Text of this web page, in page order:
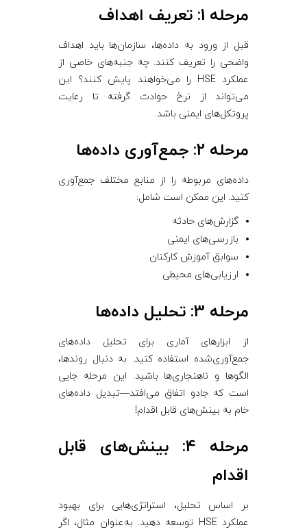
مرحله 1: تعریف اهداف
قبل از ورود به داده‌ها، سازمان‌ها باید اهداف
واضحی را تعریف کنند. چه جنبه‌های خاصی از
عملکرد HSE را می‌خواهند پایش کنند؟ این
می‌تواند از نرخ حوادث گرفته تا رعایت
پروتکل‌های ایمنی باشد.
مرحله 2: جمع‌آوری داده‌ها
داده‌های مربوطه را از منابع مختلف جمع‌آوری
کنید. این ممکن است شامل:
گزارش‌های حادثه
بازرسی‌های ایمنی
سوابق آموزش کارکنان
ارزیابی‌های محیطی
مرحله 3: تحلیل داده‌ها
از ابزارهای آماری برای تحلیل داده‌های
جمع‌آوری‌شده استفاده کنید. به دنبال روندها،
الگوها و ناهنجاری‌ها باشید. این مرحله جایی
است که جادو اتفاق می‌افتد—تبدیل داده‌های
خام به بینش‌های قابل اقدام!
مرحله 4: بینش‌های قابل
اقدام
بر اساس تحلیل، استراتژی‌هایی برای بهبود
عملکرد HSE توسعه دهید. به‌عنوان مثال، اگر